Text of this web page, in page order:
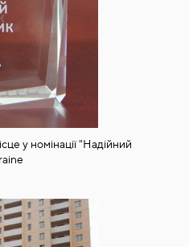
у номінації "Надійний